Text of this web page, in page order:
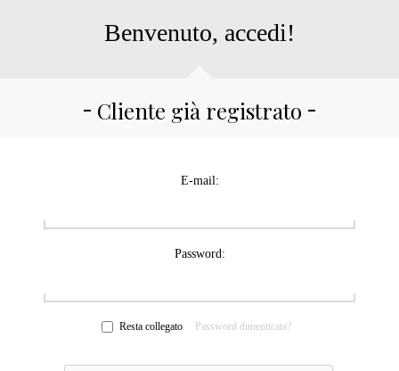
Benvenuto, accedi!
Cliente già registrato
E-mail:
Password:
Resta collegato Password dimenticata?